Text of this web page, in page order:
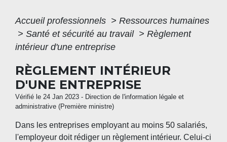
Accueil professionnels > Ressources humaines
> Santé et sécurité au travail > Règlement
intérieur d'une entreprise
RÈGLEMENT INTÉRIEUR
D'UNE ENTREPRISE
Vérifié le 24 Jan 2023 - Direction de l'information légale et
administrative (Première ministre)
Dans les entreprises employant au moins 50 salariés,
l'employeur doit rédiger un règlement intérieur. Celui-ci